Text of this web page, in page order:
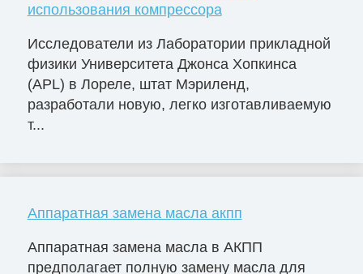
использования компрессора
Исследователи из Лаборатории прикладной
физики Университета Джонса Хопкинса
(APL) в Лореле, штат Мэриленд,
разработали новую, легко изготавливаемую
т...
Аппаратная замена масла акпп
Аппаратная замена масла в АКПП
предполагает полную замену масла для